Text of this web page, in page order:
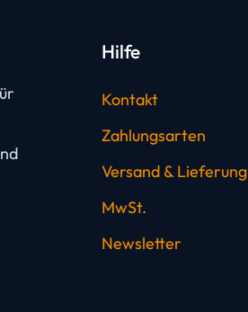
Hilfe
Kontakt
Zahlungsarten
Versand & Lieferung
MwSt.
Newsletter